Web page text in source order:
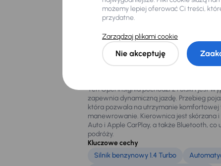
Zadzwoń za darmo
Zalety
Opel Insignia to elegancki sedan
Ten Opel Insignia pochodzi z Polski i jest
zapewnia dynamiczną jazdę. Przebieg
która pozwala na utrzymanie komfortowej
manewrowanie. Kierownica jest skórzana
Auto i Apple CarPlay, a także Bluetooth,
podróży.
Kluczowe cechy
Silnik benzynowy 1.4 Turbo
możemy lepiej oferować Ci treści,
przydatne.
Zarządzaj plikami cookie
Nie akceptuję